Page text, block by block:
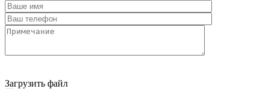
Загрузить файл